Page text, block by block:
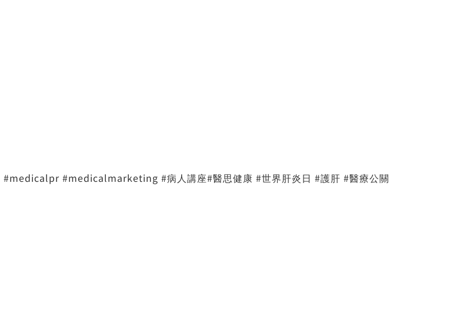
#medicalpr #medicalmarketing #病人講座#醫思健康 #世界肝炎日 #護肝 #醫療公關